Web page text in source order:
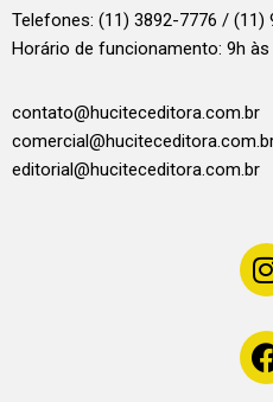
Telefones: (11) 3892-7776 / (11)
Horário de funcionamento: 9h
contato@huciteceditora.com.br
editorial@huciteceditora.com.br